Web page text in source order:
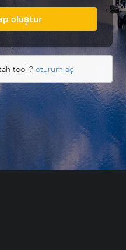
oluştur
tool ? oturum aç